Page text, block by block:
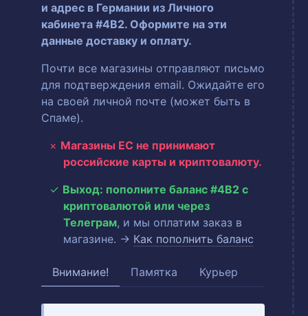
и адрес в Германии из Личного
кабинета #4B2. Оформите на эти
данные доставку и оплату.
Почти все магазины отправляют письмо
для подтверждения email. Ожидайте его
на своей личной почте (может быть в
Спаме).
Магазины ЕС не принимают
российские карты и криптовалюту.
Выход: пополните баланс #4B2 с
криптовалютой или через
Телеграм, и мы оплатим заказ в
магазине. → Как пополнить баланс
Внимание! Памятка Курьер